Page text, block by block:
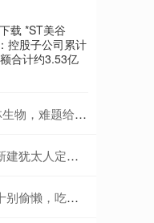
载 *ST美谷
控股子公司累计
合计约3.53亿
题给到国药集团
人定居点决定
事，日子越越过越顺